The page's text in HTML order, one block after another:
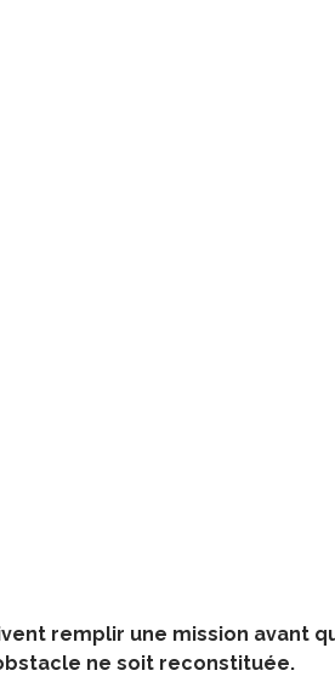
remplir une mission avant
ne soit reconstituée.